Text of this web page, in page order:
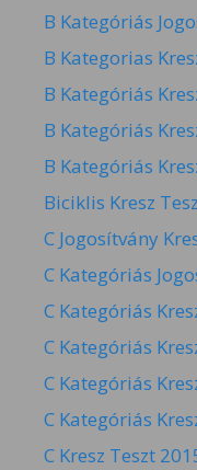
B Kategóriás
B Kategorias
B Kategóriás
B Kategóriás
B Kategóriás
Biciklis Kresz
C Jogosítvány
C Kategóriás
C Kategóriás
C Kategóriás
C Kategóriás
C Kategóriás
C Kresz Teszt